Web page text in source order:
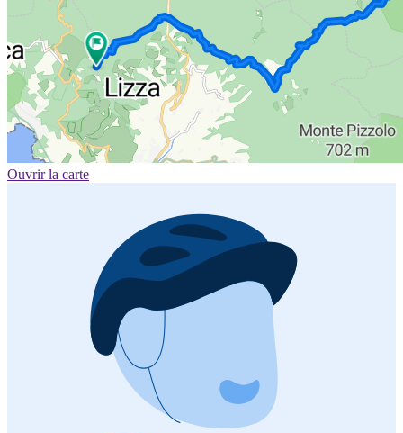
Ouvrir la carte